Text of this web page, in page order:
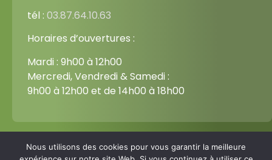
tél : 03.87.64.10.63
Horaires d’ouvertures :
Mardi : 9h00 à 12h00
Mercredi, Vendredi & Samedi :
9h00 à 12h00 et de 14h00 à 18h00
Nous utilisons des cookies pour vous garantir la meilleure